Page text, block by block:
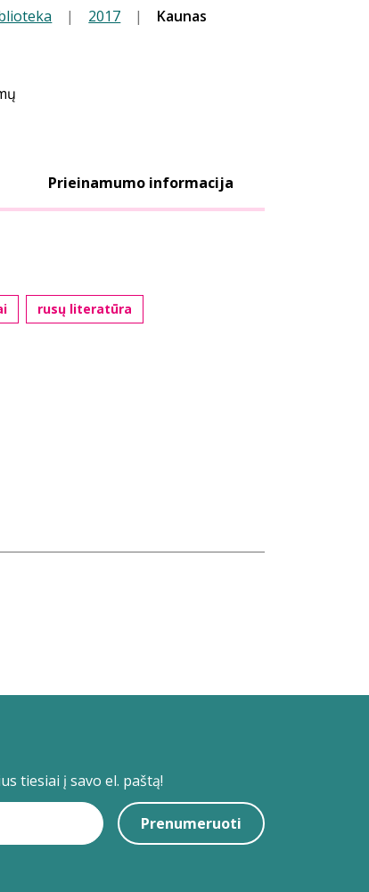
| 2017 | Kaunas
Prieinamumo informacija
rusų literatūra
tiesiai į savo el. paštą!
Prenumeruoti